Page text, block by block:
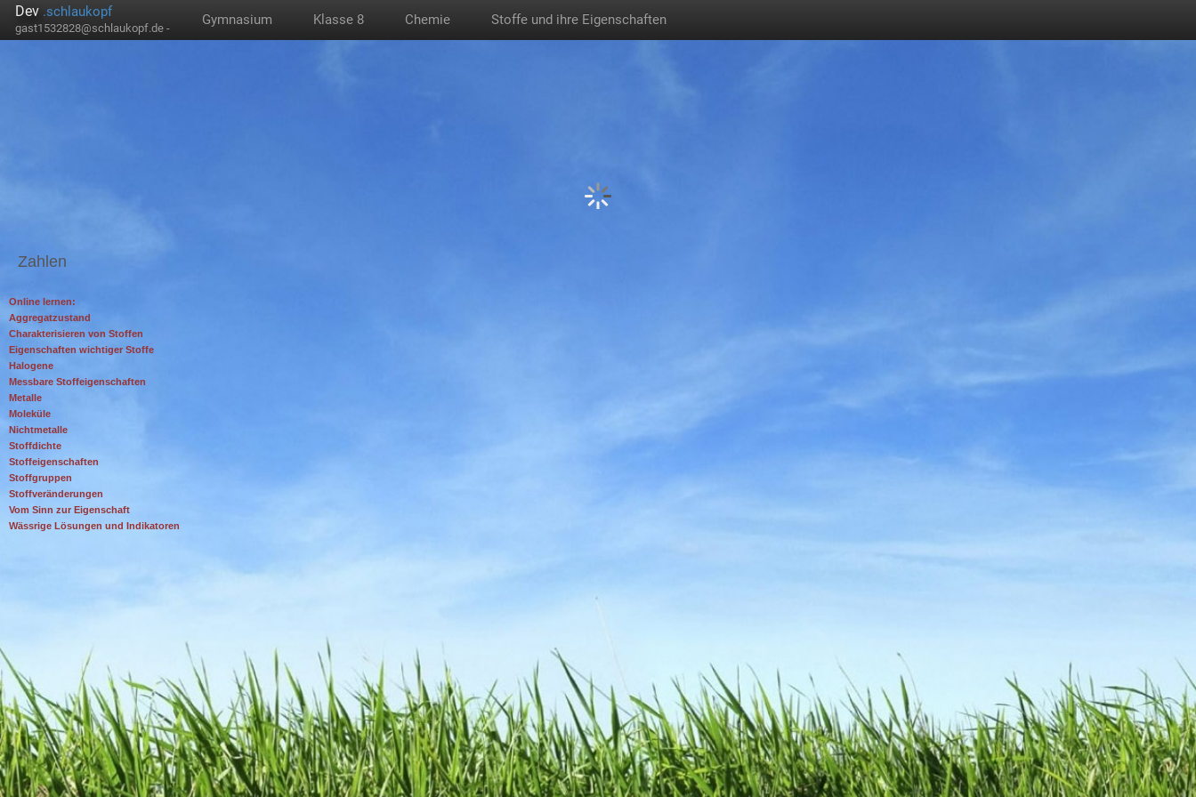
Dev .schlaukopf
gast1532828@schlaukopf.de -
Gymnasium Klasse 8 Chemie Stoffe und ihre Eigenschaften
Zahlen
Online lernen:
Aggregatzustand
Charakterisieren von Stoffen
Eigenschaften wichtiger Stoffe
Halogene
Messbare Stoffeigenschaften
Metalle
Moleküle
Nichtmetalle
Stoffdichte
Stoffeigenschaften
Stoffgruppen
Stoffveränderungen
Vom Sinn zur Eigenschaft
Wässrige Lösungen und Indikatoren